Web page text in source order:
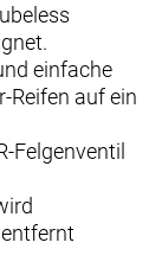
einfache
Reifen auf ein
Felgenventil